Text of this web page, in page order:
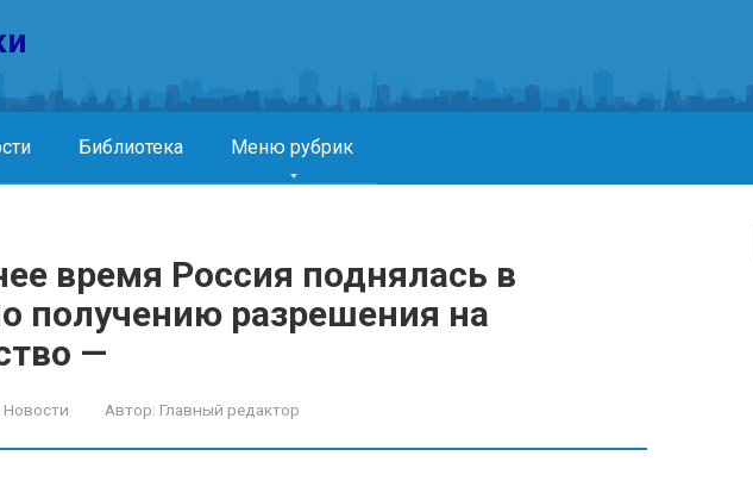
Библиотека Меню рубрик
время Россия поднялась в
получению разрешения на
—
Новости Автор: Главный редактор